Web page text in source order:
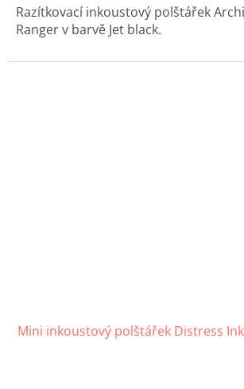
Razítkovací inkoustový polštářek
Ranger v barvě Jet black.
Mini inkoustový polštářek Distress